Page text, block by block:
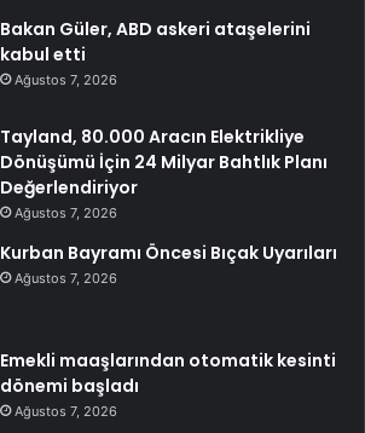
Bakan Güler, ABD askeri ataşelerini
kabul etti
Ağustos 7, 2026
Tayland, 80.000 Aracın Elektrikliye
Dönüşümü İçin 24 Milyar Bahtlık Planı
Değerlendiriyor
Ağustos 7, 2026
Kurban Bayramı Öncesi Bıçak Uyarıları
Ağustos 7, 2026
Emekli maaşlarından otomatik kesinti
dönemi başladı
Ağustos 7, 2026